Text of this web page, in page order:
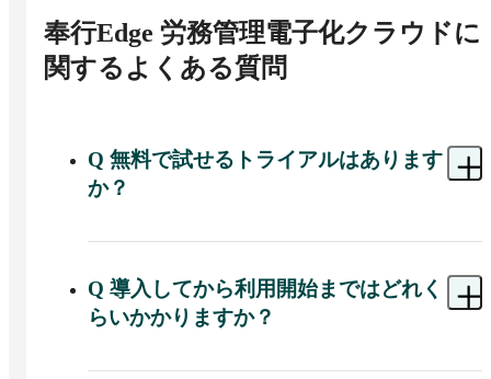
奉行Edge 労務管理電子化クラウドに
関するよくある質問
Q 無料で試せるトライアルはあります
か？
A 奉行Edge 労務管理電子化クラウドでは、30日間
入社から退職まで一連の手続きをサンプルデータ
ですべて試せるため、導入前に操作感や機能を実
Q 導入してから利用開始まではどれく
らいかかりますか？
A クラウドサービスのため短期間で利用開始が可